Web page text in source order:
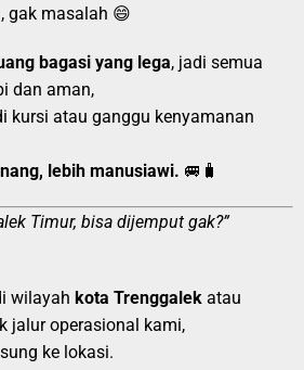
gak masalah 😄
bagasi yang lega, jadi semua
dan aman,
kursi atau ganggu kenyamanan
lebih manusiawi. 🚐🧳
Timur, bisa dijemput gak?”
wilayah kota Trenggalek atau
jalur operasional kami,
ke lokasi.